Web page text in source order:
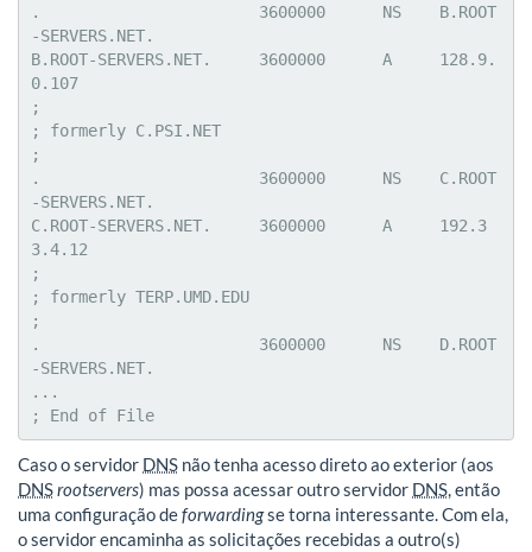
.			3600000      NS    B.ROOT
-SERVERS.NET.
B.ROOT-SERVERS.NET.	3600000      A     128.9.
0.107
;
; formerly C.PSI.NET
;
.			3600000      NS    C.ROOT
-SERVERS.NET.
C.ROOT-SERVERS.NET.	3600000      A     192.3
3.4.12
;
; formerly TERP.UMD.EDU
;
.			3600000      NS    D.ROOT
-SERVERS.NET.
...
; End of File
Caso o servidor DNS não tenha acesso direto ao exterior (aos
DNSrootservers) mas possa acessar outro servidor DNS, então
uma configuração deforwardingse torna interessante. Com ela,
o servidor encaminha as solicitações recebidas a outro(s)